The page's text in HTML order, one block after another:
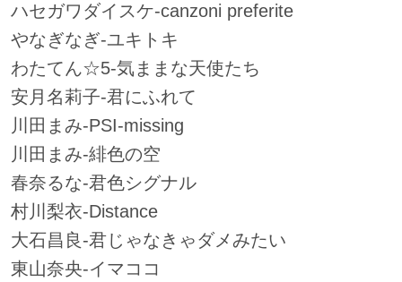
ハセガワダイスケ-canzoni preferite
やなぎなぎ-ユキトキ
わたてん☆5-気ままな天使たち
安月名莉子-君にふれて
川田まみ-PSI-missing
川田まみ-緋色の空
春奈るな-君色シグナル
村川梨衣-Distance
大石昌良-君じゃなきゃダメみたい
東山奈央-イマココ